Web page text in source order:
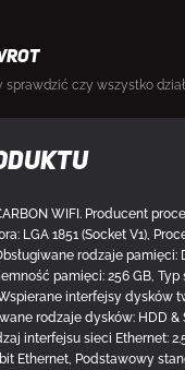
WIFI. Producent
LGA 1851 (Socket V1),
rodzaje pamięci:
pamięci: 256 GB, Typ
interfejsy dysków
rodzaje dysków: HDD &
interfejsu sieci Ethernet:
Ethernet, Podstawowy
sprawdzić czy wszystko